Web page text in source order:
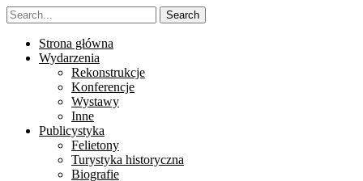
Strona główna
Wydarzenia
Rekonstrukcje
Konferencje
Wystawy
Inne
Publicystyka
Felietony
Turystyka historyczna
Biografie